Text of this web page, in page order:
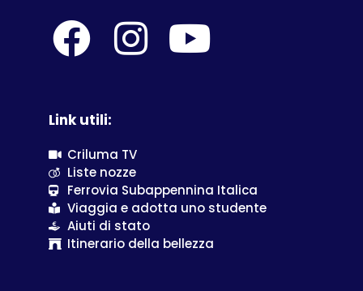
Link utili:
Criluma TV
Liste nozze
Ferrovia Subappennina Italica
Viaggia e adotta uno studente
Aiuti di stato
Itinerario della bellezza